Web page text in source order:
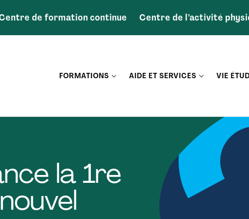
de formation continue Centre de l’activité
FORMATIONS AIDE ET SERVICES VIE
la 1re